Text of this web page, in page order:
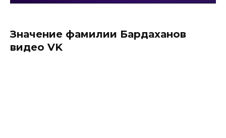
Значение фамилии Бардаханов
видео VK